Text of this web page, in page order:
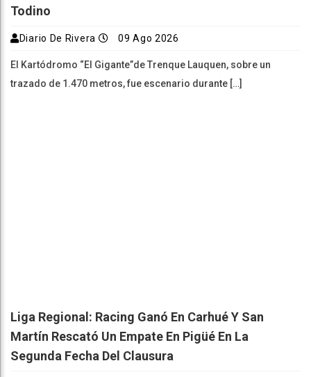
Todino
Diario De Rivera 09 Ago 2026
El Kartódromo “El Gigante”de Trenque Lauquen, sobre un
trazado de 1.470 metros, fue escenario durante […]
Liga Regional: Racing Ganó En Carhué Y San
Martín Rescató Un Empate En Pigüé En La
Segunda Fecha Del Clausura